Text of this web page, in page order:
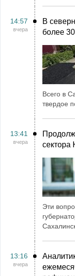
14:57
вчера
В
более
Всего в
твердое
13:41
вчера
Эти
13:16
вчера